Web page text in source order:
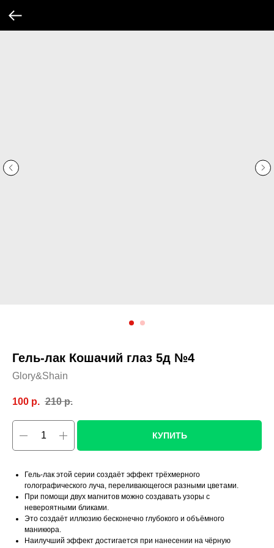
Гель-лак Кошачий глаз 5д №4
Glory&Shain
100 р. 210 р.
КУПИТЬ
Гель-лак этой серии создаёт эффект трёхмерного
голографического луча, переливающегося разными цветами.
При помощи двух магнитов можно создавать узоры с
невероятными бликами.
Это создаёт иллюзию бесконечно глубокого и объёмного
маникюра.
Наилучший эффект достигается при нанесении на чёрную